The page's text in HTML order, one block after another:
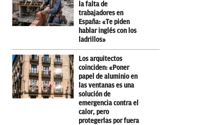
la falta de
trabajadores en
España: «Te piden
hablar inglés con los
ladrillos»
Los arquitectos
coinciden: «Poner
papel de aluminio en
las ventanas es una
solución de
emergencia contra el
calor, pero
protegerlas por fuera